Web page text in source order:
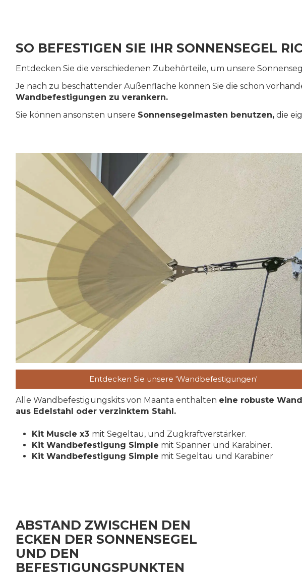
SO BEFESTIGEN SIE IHR SONNENSEGEL
Entdecken Sie die verschiedenen Zubehörteile, um unsere
Je nach zu beschattender Außenfläche können Sie die schon
Wandbefestigungen zu verankern.
Sie können ansonsten unsere Sonnensegelmasten benutzen, die
Entdecken Sie unsere 'Wandbefestigungen'
Alle Wandbefestigungskits von Maanta enthalten eine robuste
aus Edelstahl oder verzinktem Stahl.
Kit Muscle x3 mit Segeltau, und Zugkraftverstärker.
Kit Wandbefestigung Simple mit Spanner und Karabiner.
Kit Wandbefestigung Simple mit Segeltau und Karabiner
ABSTAND ZWISCHEN DEN
ECKEN DER SONNENSEGEL
UND DEN
BEFESTIGUNGSPUNKTEN